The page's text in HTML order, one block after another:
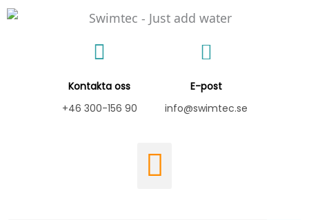
Hoppa
Kontakta oss
+46 300-156 90
E-post
info@swimtec.se